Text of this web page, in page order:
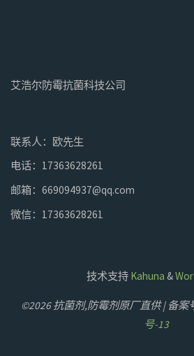
艾浩尔防霉抗菌科技公司
联系人：欧先生
电话：17363628261
邮箱：669094937@qq.com
微信：17363628261
技术支持 Kahuna &
©2026 抗菌剂,防霉剂原厂直供 | 备案
号-13